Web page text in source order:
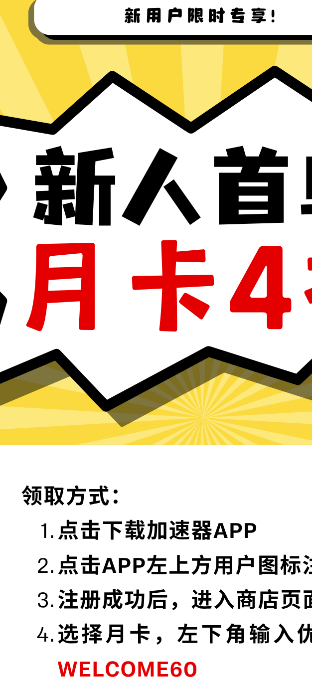
，请重新下载App！
地区选择
现已拥有超多加速服务器节点，并且还在不断增加中。
科学上网工具已为所
稳定性
采用行业领先的自研发通信协议，深度保护特征，不论
都可轻松加速。
多语言界面
科学上网工具提供多
加密 高级数据泄漏